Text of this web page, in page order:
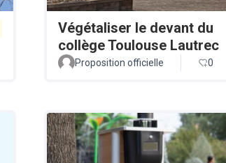
Végétaliser le devant du
collège Toulouse Lautrec
Proposition officielle 0